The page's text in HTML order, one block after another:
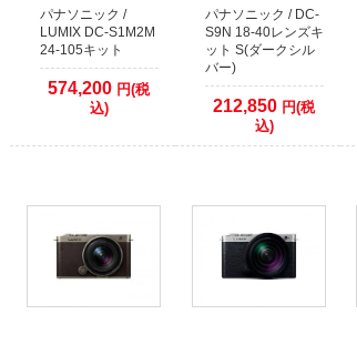
WEBサイトでご注文をしていない場合には、事前に店
す。
パナソニック /
LUMIX DC-S1M2M
24-105キット
574,200 円(税
込)
パナソニック / DC-
S9N 18-40レンズキ
ット S(ダークシル
バー)
212,850 円(税
込)